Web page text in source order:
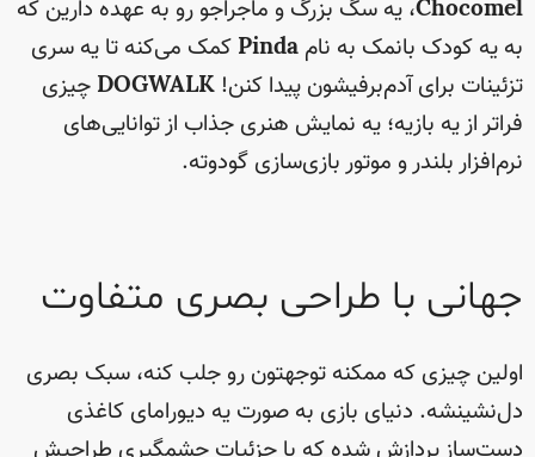
Chocomel، یه سگ بزرگ و ماجراجو رو به عهده دارین که
به یه کودک بانمک به نام Pinda کمک می‌کنه تا یه سری
تزئینات برای آدم‌برفیشون پیدا کنن! DOGWALK چیزی
فراتر از یه بازیه؛ یه نمایش هنری جذاب از توانایی‌های
نرم‌افزار بلندر و موتور بازی‌سازی گودوته.
جهانی با طراحی بصری متفاوت
اولین چیزی که ممکنه توجهتون رو جلب کنه، سبک بصری
دل‌نشینشه. دنیای بازی به صورت یه دیورامای کاغذی
دست‌ساز پردازش شده که با جزئیات چشمگیری طراحیش